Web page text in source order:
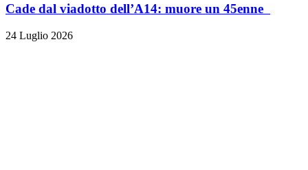
Cade dal viadotto dell’A14: muore un 45enne
24 Luglio 2026